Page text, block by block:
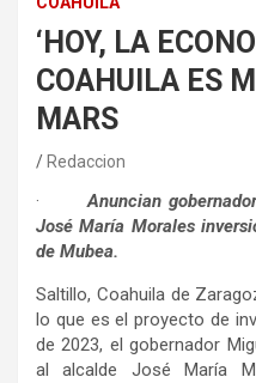
‘HOY, LA
COAHUILA ES
MARS
Redaccion
·
Anuncian
José María Morales
de Mubea.
Saltillo, Coahuila de
lo que es el proyecto de
de 2023, el gobernador
al alcalde José María